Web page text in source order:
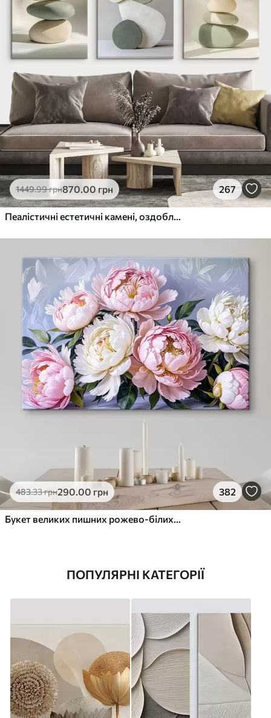
1449.99грн870.00 грн 267
Пеалістичні естетичні камені, оздоблення будинку, природне освітлення
483.33грн290.00 грн 382
Букет великих пишних рожево-білих квітів півонії із зеленим листям на м’якому розмитому фоні
ПОПУЛЯРНІ КАТЕГОРІЇ